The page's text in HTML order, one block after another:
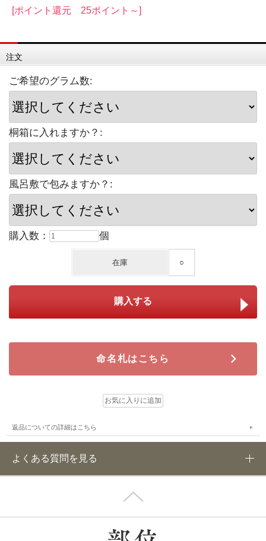
[ポイント還元 25ポイント～]
注文
ご希望のグラム数:
桐箱に入れますか？:
風呂敷で包みますか？:
購入数： 個
在庫 ○
命名札はこちら
返品についての詳細はこちら
よくある質問を見る